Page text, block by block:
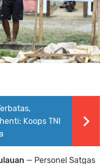
Koops TNI
— Personel Satgas